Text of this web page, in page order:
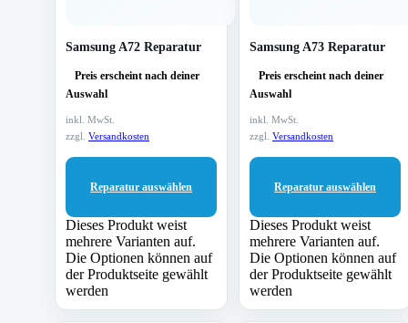
Samsung A72 Reparatur
Preis erscheint nach deiner
Auswahl
inkl. MwSt.
zzgl. Versandkosten
Reparatur auswählen
Dieses Produkt weist
mehrere Varianten auf.
Die Optionen können auf
der Produktseite gewählt
werden
Samsung A73 Reparatur
Preis erscheint nach deiner
Auswahl
inkl. MwSt.
zzgl. Versandkosten
Reparatur auswählen
Dieses Produkt weist
mehrere Varianten auf.
Die Optionen können auf
der Produktseite gewählt
werden